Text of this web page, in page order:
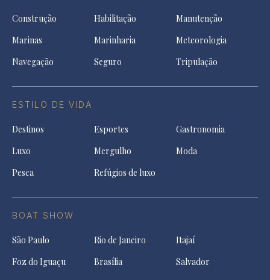
Construção Habilitação
Manutenção
Marinas
Marinharia
Meteorologia
Navegação
Seguro Tripulação
ESTILO DE VIDA
Destinos Esportes
Gastronomia
Luxo
Mergulho
Moda
Pesca
Refúgios de luxo
BOAT SHOW
São Paulo Rio de Janeiro
Itajaí
Foz do Iguaçu
Brasília Salvador